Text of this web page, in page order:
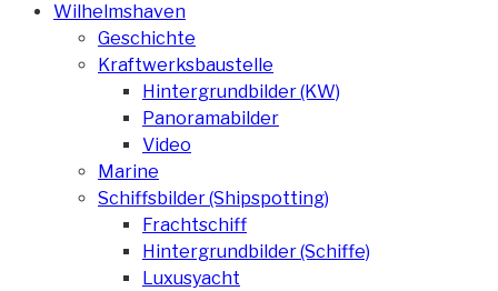
Wilhelmshaven
Geschichte
Kraftwerksbaustelle
Hintergrundbilder (KW)
Panoramabilder
Video
Marine
Schiffsbilder (Shipspotting)
Frachtschiff
Hintergrundbilder (Schiffe)
Luxusyacht